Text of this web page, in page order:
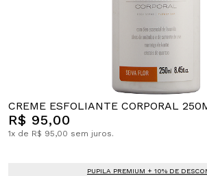
CREME ESFOLIANTE CORPORAL
R$ 95,00
1x de R$ 95,00 sem juros.
PUPILA PREMIUM + 10% DE